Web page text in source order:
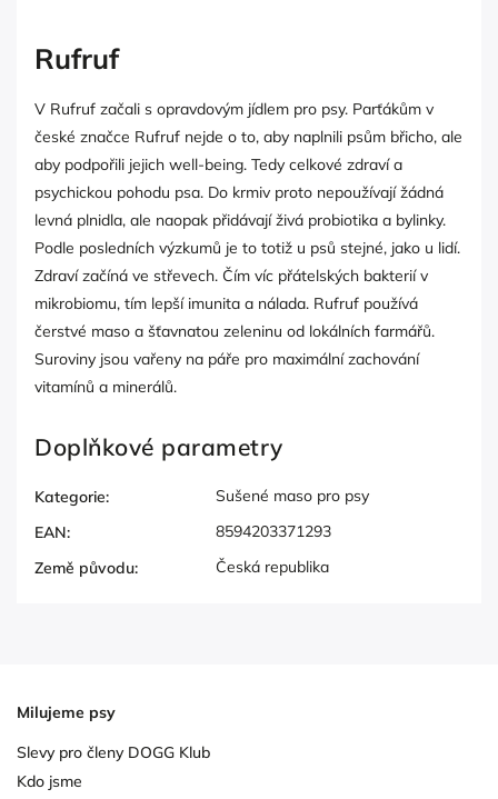
Rufruf
V Rufruf začali s opravdovým jídlem pro psy. Parťákům v
české značce Rufruf nejde o to, aby naplnili psům břicho, ale
aby podpořili jejich well-being. Tedy celkové zdraví a
psychickou pohodu psa. Do krmiv proto nepoužívají žádná
levná plnidla, ale naopak přidávají živá probiotika a bylinky.
Podle posledních výzkumů je to totiž u psů stejné, jako u lidí.
Zdraví začíná ve střevech. Čím víc přátelských bakterií v
mikrobiomu, tím lepší imunita a nálada. Rufruf používá
čerstvé maso a šťavnatou zeleninu od lokálních farmářů.
Suroviny jsou vařeny na páře pro maximální zachování
vitamínů a minerálů.
Doplňkové parametry
Kategorie:
Sušené maso pro psy
EAN:
8594203371293
Země původu: Česká republika
Milujeme psy
Slevy pro členy DOGG Klub
Kdo jsme